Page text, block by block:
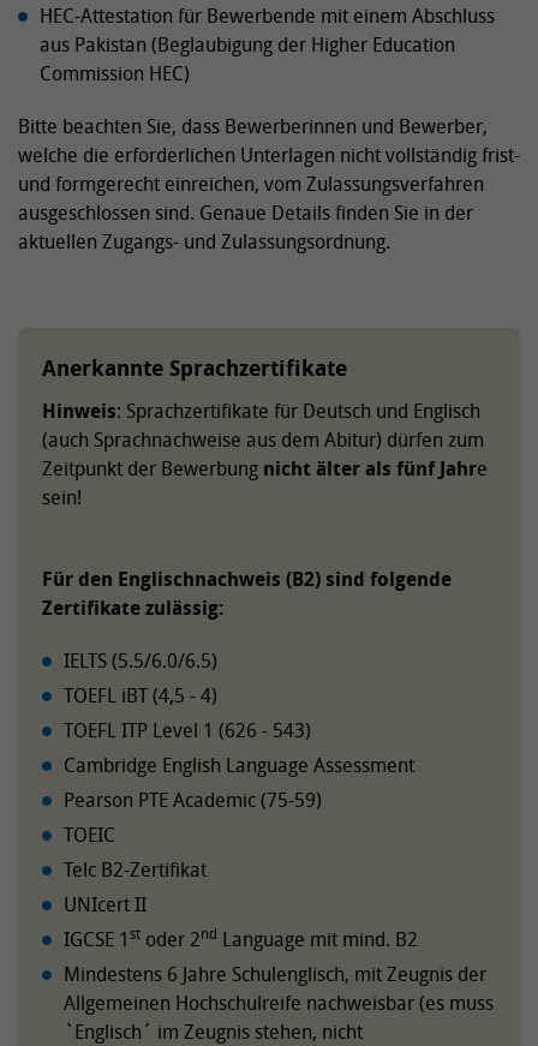
HEC-Attestation für Bewerbende mit einem Abschluss
aus Pakistan (Beglaubigung der Higher Education
Commission HEC)
Bitte beachten Sie, dass Bewerberinnen und Bewerber,
welche die erforderlichen Unterlagen nicht vollständig frist-
und formgerecht einreichen, vom Zulassungsverfahren
ausgeschlossen sind. Genaue Details finden Sie in der
aktuellen Zugangs- und Zulassungsordnung.
Anerkannte Sprachzertifikate
Hinweis: Sprachzertifikate für Deutsch und Englisch
(auch Sprachnachweise aus dem Abitur) dürfen zum
Zeitpunkt der Bewerbung nicht älter als fünf Jahre
sein!
Für den Englischnachweis (B2) sind folgende
Zertifikate zulässig:
IELTS (5.5/6.0/6.5)
TOEFL iBT (4,5 - 4)
TOEFL ITP Level 1 (626 - 543)
Cambridge English Language Assessment
Pearson PTE Academic (75-59)
TOEIC
Telc B2-Zertifikat
UNIcert II
IGCSE 1st oder 2nd Language mit mind. B2
Mindestens 6 Jahre Schulenglisch, mit Zeugnis der
Allgemeinen Hochschulreife nachweisbar (es muss
`Englisch´ im Zeugnis stehen, nicht